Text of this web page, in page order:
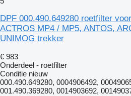
DPF 000.490.649280 roetfilter
ACTROS MP4 / MP5, ANTOS,
UNIMOG trekker
€ 983
Onderdeel - roetfilter
Conditie nieuw
000.490.649280, 0004906492,
001.490.369280, 0014903692,